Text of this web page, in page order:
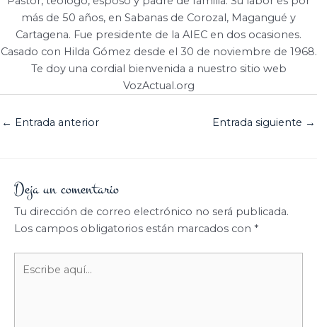
más de 50 años, en Sabanas de Corozal, Magangué y
Cartagena. Fue presidente de la AIEC en dos ocasiones.
Casado con Hilda Gómez desde el 30 de noviembre de 1968.
Te doy una cordial bienvenida a nuestro sitio web
VozActual.org
← Entrada anterior Entrada siguiente →
Deja un comentario
Tu dirección de correo electrónico no será publicada.
Los campos obligatorios están marcados con *
aquí...